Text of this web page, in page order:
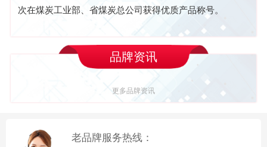
次在煤炭工业部、省煤炭总公司获得优质产品称号。
品牌资讯
更多品牌资讯
老品牌服务热线：